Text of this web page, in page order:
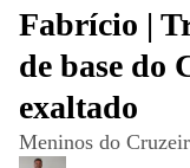
Fabrício |
de base do
exaltado
Meninos do